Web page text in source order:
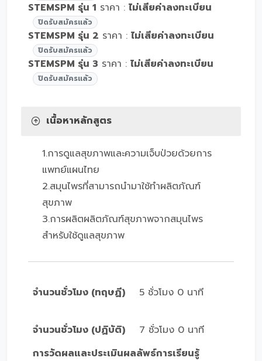
STEMSPM รุ่น 1 ราคา : ไม่เสียค่าลงทะเบียน
ปิดรับสมัครแล้ว
STEMSPM รุ่น 2 ราคา : ไม่เสียค่าลงทะเบียน
ปิดรับสมัครแล้ว
STEMSPM รุ่น 3 ราคา : ไม่เสียค่าลงทะเบียน
ปิดรับสมัครแล้ว
เนื้อหาหลักสูตร
1.การดูแลสุขภาพและความเจ็บป่วยด้วยการ
แพทย์แผนไทย
2.สมุนไพรที่สามารถนำมาใช้ทำผลิตภัณฑ์
สุขภาพ
3.การผลิตผลิตภัณฑ์สุขภาพจากสมุนไพร
สำหรับใช้ดูแลสุขภาพ
จำนวนชั่วโมง (ทฤษฏี) 5 ชั่วโมง 0 นาที
จำนวนชั่วโมง (ปฏิบัติ)
7 ชั่วโมง 0 นาที
การวัดผลและประเมินผลลัพธ์การเรียนรู้